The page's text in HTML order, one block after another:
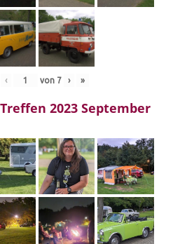
‹ von 7 › »
2023 September